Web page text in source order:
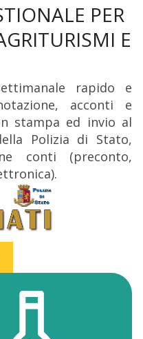
PER
E
rapido e
acconti e
stampa ed invio al
Polizia di Stato,
conti (preconto,